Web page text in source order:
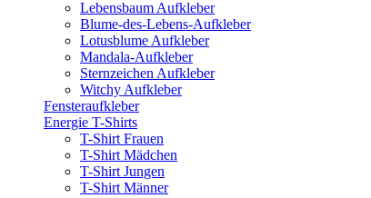
Lebensbaum Aufkleber
Blume-des-Lebens-Aufkleber
Lotusblume Aufkleber
Mandala-Aufkleber
Sternzeichen Aufkleber
Witchy Aufkleber
Fensteraufkleber
Energie T-Shirts
T-Shirt Frauen
T-Shirt Mädchen
T-Shirt Jungen
T-Shirt Männer